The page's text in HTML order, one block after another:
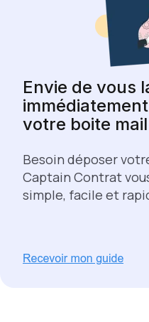
Envie de vous
votre boite mail
Besoin déposer
Captain Contrat
simple, facile et